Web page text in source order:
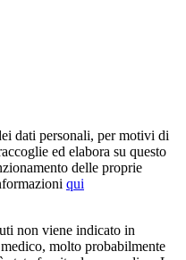
dati personali, per motivi di
ed elabora su questo
delle proprie
qui
non viene indicato in
molto probabilmente